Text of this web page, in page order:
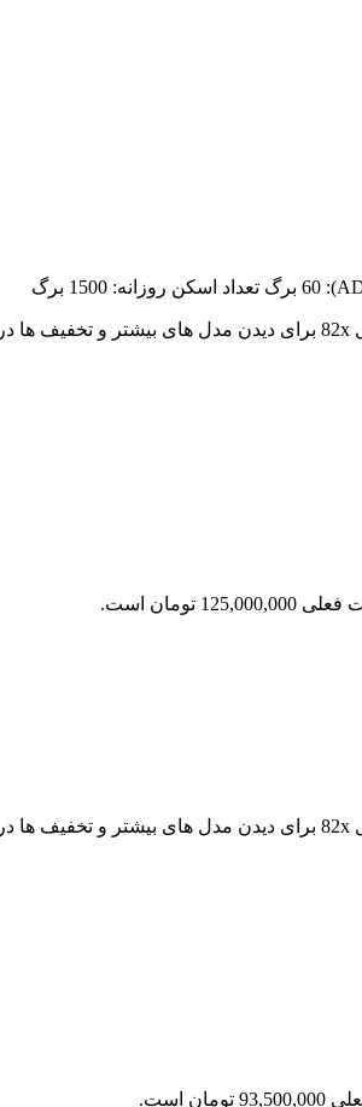
تعداد اسکن روزانه: 1500 برگ
برای دیدن مدل های بیشتر و تخفیف ها در
تومان است.
برای دیدن مدل های بیشتر و تخفیف ها در
است.